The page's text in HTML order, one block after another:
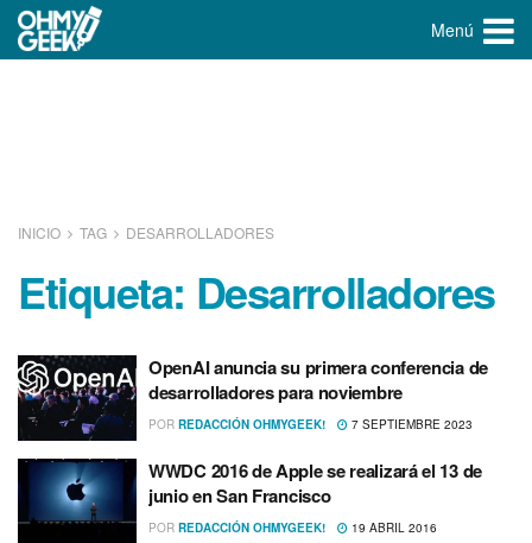
Menú
INICIO TAG DESARROLLADORES
Etiqueta: Desarrolladores
OpenAI anuncia su primera conferencia de
desarrolladores para noviembre
POR REDACCIÓN OHMYGEEK! 7 SEPTIEMBRE 2023
WWDC 2016 de Apple se realizará el 13 de
junio en San Francisco
POR REDACCIÓN OHMYGEEK! 19 ABRIL 2016